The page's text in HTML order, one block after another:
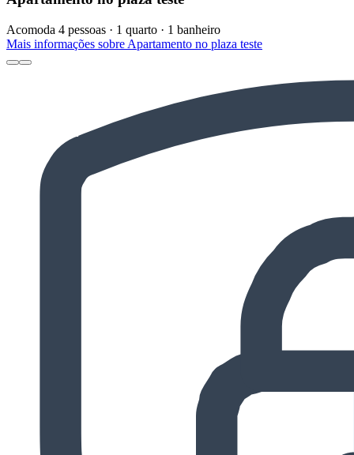
Acomoda 4 pessoas · 1 quarto · 1 banheiro
Mais informações sobre Apartamento no plaza teste